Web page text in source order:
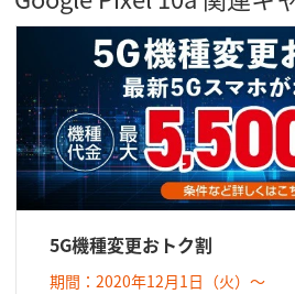
5G機種変更おトク割
期間：2020年12月1日（火）～